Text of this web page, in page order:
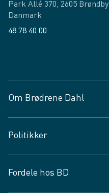
Park Allé 370, 2605 Brøndby
Danmark
48 78 40 00
Om Brødrene Dahl
Vagttelefon 30 10 89 89
Spørgsmål og svar
Job og karriere
Politikker
Privatlivspolitik
Fordele hos BD